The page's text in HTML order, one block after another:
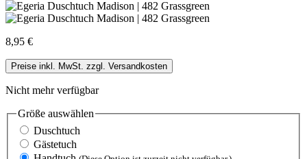
8,95 €
Preise inkl. MwSt. zzgl. Versandkosten
Nicht mehr verfügbar
Größe auswählen
Duschtuch
Gästetuch